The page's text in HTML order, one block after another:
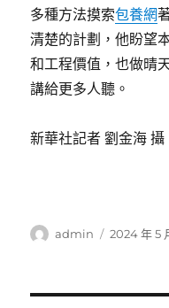
多種方法摸索包養網
清楚的計劃，他盼望
和工程價值，也做晴
講給更多人聽。
新華社記者 劉金海 攝
作
admin
發
2024 年 5